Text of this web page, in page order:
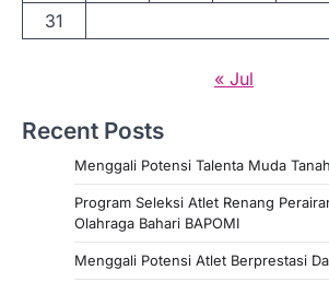
31
« Jul
Recent Posts
Menggali Potensi Talenta Muda
Program Seleksi Atlet Renang
Olahraga Bahari BAPOMI
Menggali Potensi Atlet Berprestasi